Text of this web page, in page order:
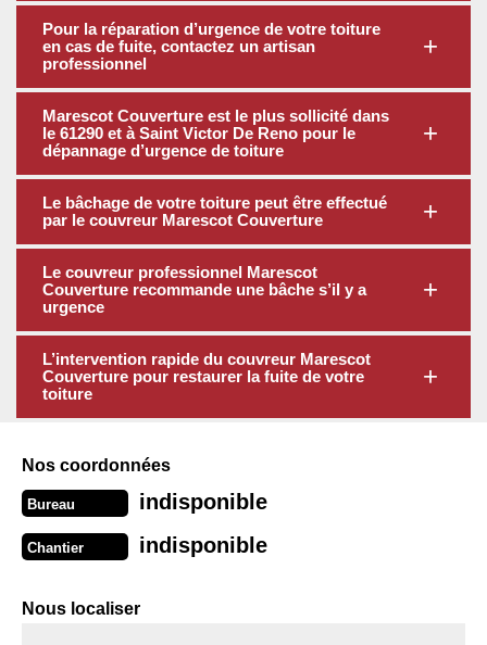
Pour la réparation d’urgence de votre toiture
en cas de fuite, contactez un artisan
professionnel
Marescot Couverture est le plus sollicité dans
le 61290 et à Saint Victor De Reno pour le
dépannage d’urgence de toiture
Le bâchage de votre toiture peut être effectué
par le couvreur Marescot Couverture
Le couvreur professionnel Marescot
Couverture recommande une bâche s’il y a
urgence
L’intervention rapide du couvreur Marescot
Couverture pour restaurer la fuite de votre
toiture
Nos coordonnées
Bureau indisponible
Chantier indisponible
Nous localiser